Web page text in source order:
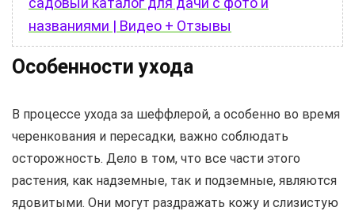
названиями | Видео + Отзывы
Особенности ухода
В процессе ухода за шеффлерой, а особенно во время
черенкования и пересадки, важно соблюдать
осторожность. Дело в том, что все части этого
растения, как надземные, так и подземные, являются
ядовитыми. Они могут раздражать кожу и слизистую